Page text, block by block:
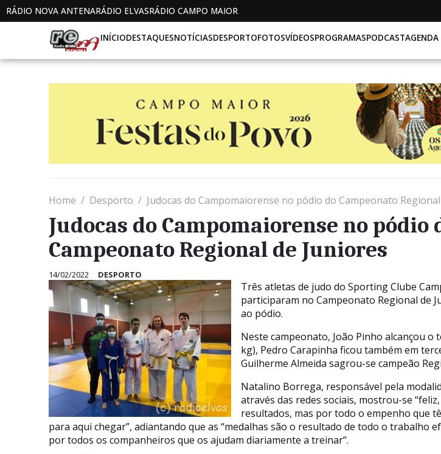
RÁDIO NOVA ANTENARÁDIO ELVASRÁDIO CAMPO MAIOR
INÍCIODESTAQUESNOTÍCIASDESPORTOFOTOSVÍDEOSPROGRAMASPODCASTAGENDA
Home Desporto Judocas do Campomaiorense no pódio do Campeonato
Judocas do Campomaiorense no pódio
Campeonato Regional de Juniores
14/02/2022 DESPORTO
Três atletas de judo do Sporting Clube
participaram no Campeonato Regional de
ao pódio.
Neste campeonato, João Pinho alcançou o
kg), Pedro Carapinha ficou também em
Guilherme Almeida sagrou-se campeão
Natalino Borrega, responsável pela
através das redes sociais, mostrou-se
resultados, mas por todo o empenho que
para aqui chegar”, adiantando que as “medalhas são o resultado de todo o trabalho
por todos os companheiros que os ajudam diariamente a treinar”.